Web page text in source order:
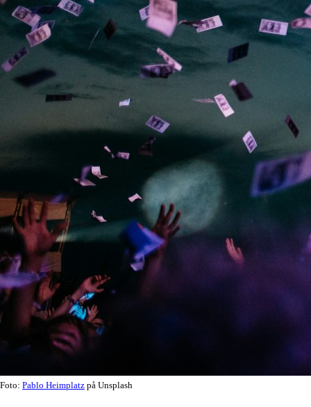
Foto: Pablo Heimplatz på Unsplash